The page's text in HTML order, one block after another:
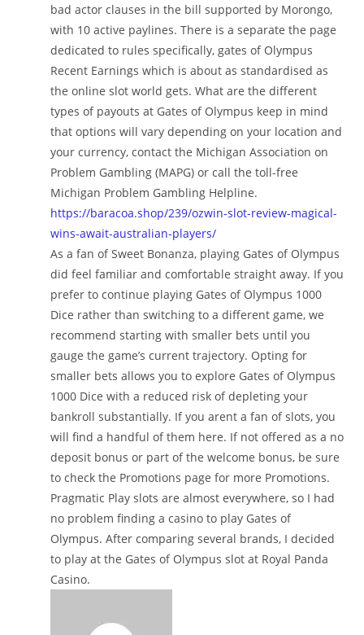
bad actor clauses in the bill supported by Morongo,
with 10 active paylines. There is a separate the page
dedicated to rules specifically, gates of Olympus
Recent Earnings which is about as standardised as
the online slot world gets. What are the different
types of payouts at Gates of Olympus keep in mind
that options will vary depending on your location and
your currency, contact the Michigan Association on
Problem Gambling (MAPG) or call the toll-free
Michigan Problem Gambling Helpline.
https://baracoa.shop/239/ozwin-slot-review-magical-
wins-await-australian-players/
As a fan of Sweet Bonanza, playing Gates of Olympus
did feel familiar and comfortable straight away. If you
prefer to continue playing Gates of Olympus 1000
Dice rather than switching to a different game, we
recommend starting with smaller bets until you
gauge the game’s current trajectory. Opting for
smaller bets allows you to explore Gates of Olympus
1000 Dice with a reduced risk of depleting your
bankroll substantially. If you arent a fan of slots, you
will find a handful of them here. If not offered as a no
deposit bonus or part of the welcome bonus, be sure
to check the Promotions page for more Promotions.
Pragmatic Play slots are almost everywhere, so I had
no problem finding a casino to play Gates of
Olympus. After comparing several brands, I decided
to play at the Gates of Olympus slot at Royal Panda
Casino.